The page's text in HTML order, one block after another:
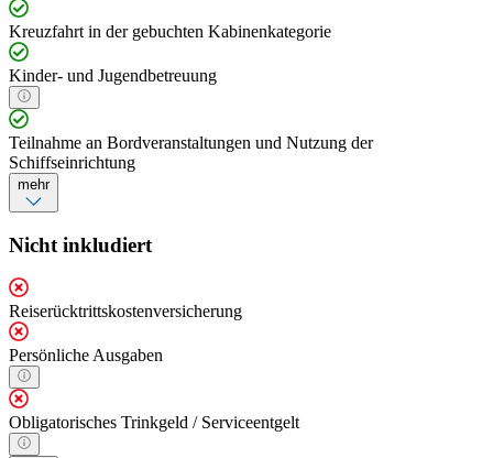
Kreuzfahrt in der gebuchten Kabinenkategorie
Kinder- und Jugendbetreuung
Teilnahme an Bordveranstaltungen und Nutzung der
Schiffseinrichtung
mehr
Nicht inkludiert
Reiserücktrittskostenversicherung
Persönliche Ausgaben
Obligatorisches Trinkgeld / Serviceentgelt